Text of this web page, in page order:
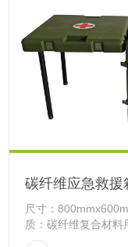
碳纤维应急救援
尺寸：
质：碳纤维复合材料